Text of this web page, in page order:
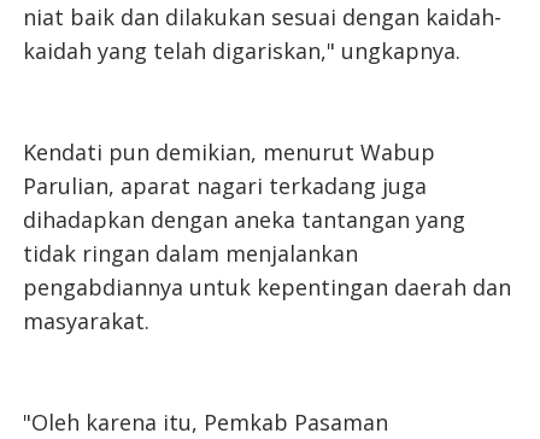
niat baik dan dilakukan sesuai dengan kaidah-
kaidah yang telah digariskan," ungkapnya.
Kendati pun demikian, menurut Wabup
Parulian, aparat nagari terkadang juga
dihadapkan dengan aneka tantangan yang
tidak ringan dalam menjalankan
pengabdiannya untuk kepentingan daerah dan
masyarakat.
"Oleh karena itu, Pemkab Pasaman